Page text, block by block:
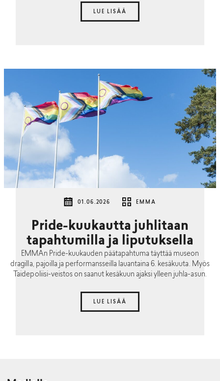
LUE LISÄÄ
01.06.2026 EMMA
Pride-kuukautta juhlitaan
tapahtumilla ja liputuksella
EMMAn Pride-kuukauden päätapahtuma täyttää museon
dragilla, pajoilla ja performansseilla lauantaina 6. kesäkuuta. Myös
Taidepoliisi-veistos on saanut kesäkuun ajaksi ylleen juhla-asun.
LUE LISÄÄ